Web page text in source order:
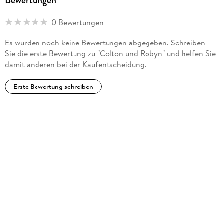
0 Bewertungen
Es wurden noch keine Bewertungen abgegeben. Schreiben
Sie die erste Bewertung zu "Colton und Robyn" und helfen Sie
damit anderen bei der Kaufentscheidung.
Erste Bewertung schreiben